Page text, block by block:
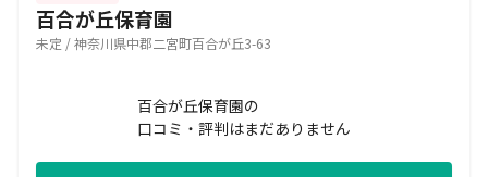
百合が丘保育園
未定 / 神奈川県中郡二宮町百合が丘3-63
百合が丘保育園の
口コミ・評判はまだありません